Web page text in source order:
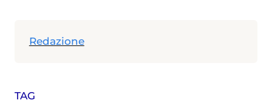
TAG
Redazione